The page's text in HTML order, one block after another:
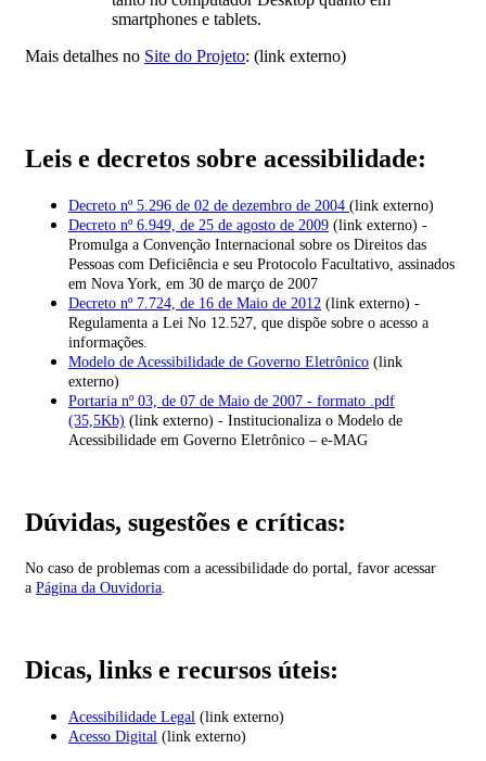
smartphones e tablets.
Mais detalhes no Site do Projeto: (link externo)
Leis e decretos sobre acessibilidade:
Decreto nº 5.296 de 02 de dezembro de 2004 (link externo)
Decreto nº 6.949, de 25 de agosto de 2009 (link externo) -
Promulga a Convenção Internacional sobre os Direitos das
Pessoas com Deficiência e seu Protocolo Facultativo, assinados
em Nova York, em 30 de março de 2007
Decreto nº 7.724, de 16 de Maio de 2012 (link externo) -
Regulamenta a Lei No 12.527, que dispõe sobre o acesso a
informações.
Modelo de Acessibilidade de Governo Eletrônico (link
externo)
Portaria nº 03, de 07 de Maio de 2007 - formato .pdf
(35,5Kb) (link externo) - Institucionaliza o Modelo de
Acessibilidade em Governo Eletrônico – e-MAG
Dúvidas, sugestões e críticas:
No caso de problemas com a acessibilidade do portal, favor acessar
a Página da Ouvidoria.
Dicas, links e recursos úteis:
Acessibilidade Legal (link externo)
Acesso Digital (link externo)